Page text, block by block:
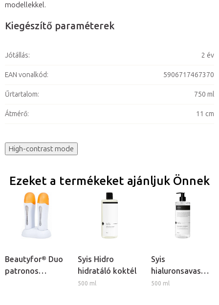
modellekkel.
Kiegészítő paraméterek
Jótállás: 2 év
EAN vonalkód: 5906717467370
Űrtartalom: 750 ml
Átmérő: 11 cm
High-contrast mode
Ezeket a termékeket ajánljuk Önnek
Beautyfor® Duo
patronos
Syis Hidro
hidratáló koktél
500 ml
Syis
hialuronsavas
ultrahang gél
500 ml